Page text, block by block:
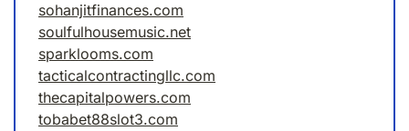
sohanjitfinances.com
soulfulhousemusic.net
sparklooms.com
tacticalcontractingllc.com
thecapitalpowers.com
tobabet88slot3.com